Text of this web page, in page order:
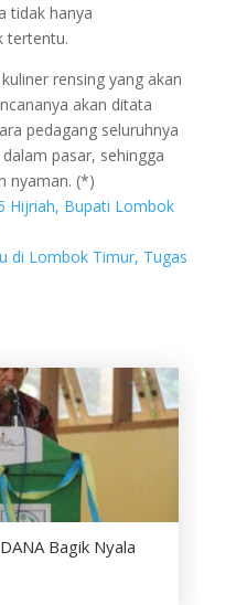
tidak hanya
tertentu.
rensing yang akan
akan ditata
pedagang seluruhnya
pasar, sehingga
nyaman. (*)
Hijriah, Bupati Lombok
di Lombok Timur, Tugas
Bagik Nyala